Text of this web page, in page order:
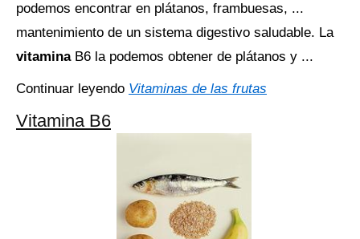
podemos encontrar en plátanos, frambuesas, ...
mantenimiento de un sistema digestivo saludable. La
vitamina B6 la podemos obtener de plátanos y ...
Continuar leyendo Vitaminas de las frutas
Vitamina B6